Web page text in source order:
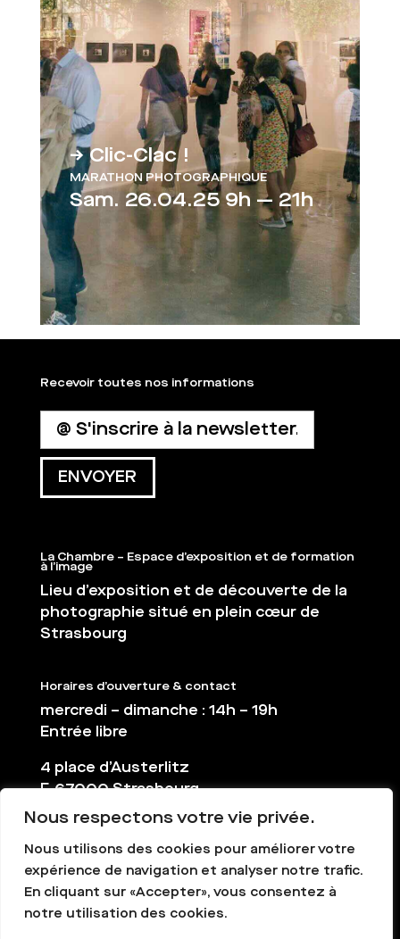
Nous respectons votre vie privée.
Nous utilisons des cookies pour améliorer votre
expérience de navigation et analyser notre trafic.
En cliquant sur «Accepter», vous consentez à
notre utilisation des cookies.
→ Clic-Clac !
MARATHON PHOTOGRAPHIQUE
Sam. 26.04.25 9h — 21h
Recevoir toutes nos informations
La Chambre – Espace d’exposition et de formation
à l’image
Lieu d’exposition et de découverte de la
photographie situé en plein cœur de
Strasbourg
Horaires d’ouverture & contact
mercredi – dimanche : 14h – 19h
Entrée libre
4 place d’Austerlitz
F-67000 Strasbourg
03 88 36 65 38
contact@la-chambre.org